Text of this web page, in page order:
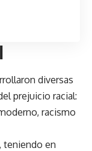
diversas
prejuicio racial:
racismo
teniendo en